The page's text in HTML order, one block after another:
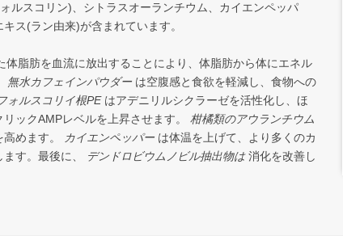
ルスコリン)、シトラスオーランチウム、カイエンペッパ
ス(ラン由来)が含まれています。
体脂肪を血流に放出することにより、体脂肪から体にエネル
無水カフェインパウダー は空腹感と食欲を軽減し、食物への
ォルスコリイ根PEはアデニリルシクラーゼを活性化し、ほ
ックAMPレベルを上昇させます。 柑橘類のアウランチウム
めます。
カイエンペッパー は体温を上げて、より多くのカ
す。最後に、
デンドロビウムノビル抽出物は消化を改善し